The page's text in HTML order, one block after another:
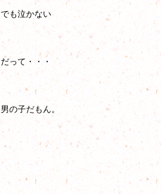
でも泣かない
だって・・・
男の子だもん。